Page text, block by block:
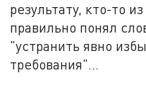
результату, кто-то
правильно понял
"устранить явно
требования"...